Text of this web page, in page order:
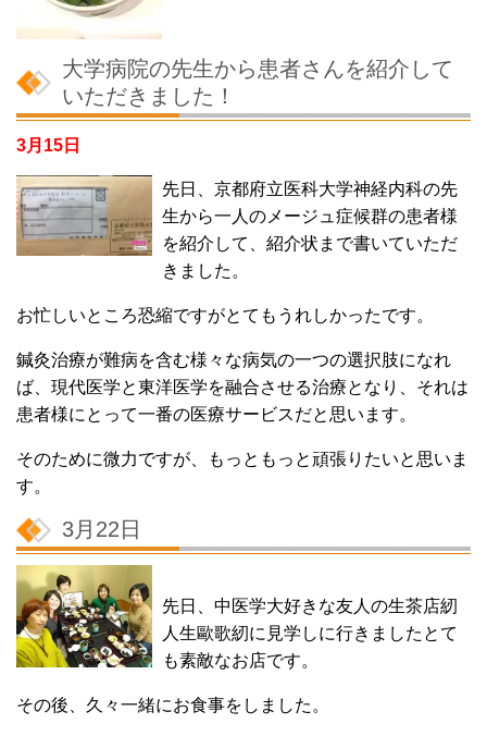
大学病院の先生から患者さんを紹介して
いただきました！
3月15日
先日、京都府立医科大学神経内科の先
生から一人のメージュ症候群の患者様
を紹介して、紹介状まで書いていただ
きました。
お忙しいところ恐縮ですがとてもうれしかったです。
鍼灸治療が難病を含む様々な病気の一つの選択肢になれ
ば、現代医学と東洋医学を融合させる治療となり、それは
患者様にとって一番の医療サービスだと思います。
そのために微力ですが、もっともっと頑張りたいと思いま
す。
3月22日
先日、中医学大好きな友人の生茶店紉
人生歐歌紉に見学しに行きましたとて
も素敵なお店です。
その後、久々一緒にお食事をしました。